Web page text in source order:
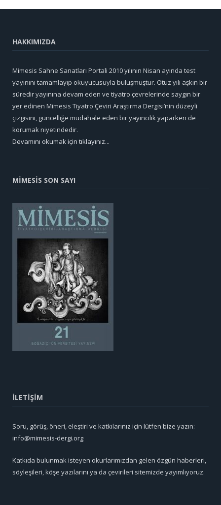
HAKKIMIZDA
Mimesis Sahne Sanatları Portali 2010 yılının Nisan ayında test
yayınını tamamlayıp okuyucusuyla buluşmuştur. Otuz yılı aşkın bir
süredir yayınına devam eden ve tiyatro çevrelerinde saygın bir
yer edinen Mimesis Tiyatro Çeviri Araştırma Dergisi’nin düzeyli
çizgisini, güncelliğe müdahale eden bir yayıncılık yaparken de
korumak niyetindedir.
Devamını okumak için tıklayınız...
MİMESİS SON SAYI
İLETİŞİM
Soru, görüş, öneri, eleştiri ve katkılarınız için lütfen bize yazın:
info@mimesis-dergi.org
Katkıda bulunmak isteyen okurlarımızdan gelen özgün haberleri,
söyleşileri, köşe yazılarını ya da çevirileri sitemizde yayımlıyoruz.